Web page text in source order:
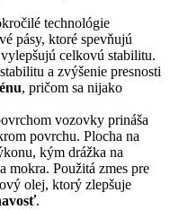
technológie
pásy, ktoré spevňujú
celkovú stabilitu.
a zvýšenie presnosti
, pričom sa nijako
vozovky prináša
povrchu. Plocha na
kým drážka na
mokra. Použitá zmes pre
olej, ktorý zlepšuje
.